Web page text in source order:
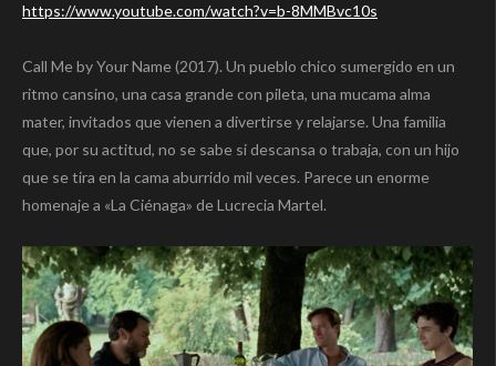
https://www.youtube.com/watch?v=b-8MMBvc10s
Call Me by Your Name (2017). Un pueblo chico sumergido en un
ritmo cansino, una casa grande con pileta, una mucama alma
mater, invitados que vienen a divertirse y relajarse. Una familia
que, por su actitud, no se sabe si descansa o trabaja, con un hijo
que se tira en la cama aburrido mil veces. Parece un enorme
homenaje a «La Ciénaga» de Lucrecia Martel.